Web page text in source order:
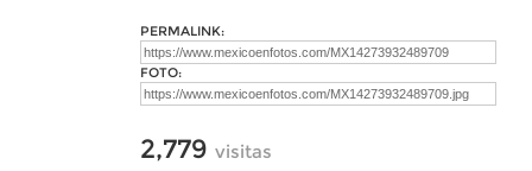
PERMALINK:
FOTO:
2,779 visitas